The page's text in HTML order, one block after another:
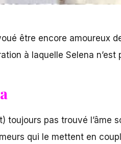
être encore amoureux
à laquelle Selena
pas trouvé l’âme
qui le mettent en